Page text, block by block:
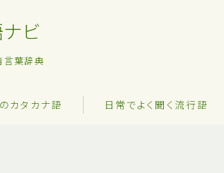
ビ
言葉辞典
カタカナ語 日常でよく聞く流行語